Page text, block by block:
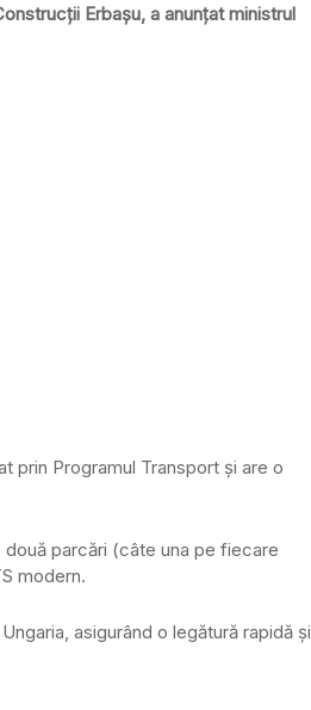
Erbașu, a anunțat ministrul
prin Programul Transport și are o
două parcări (câte una pe fiecare
modern.
asigurând o legătură rapidă și